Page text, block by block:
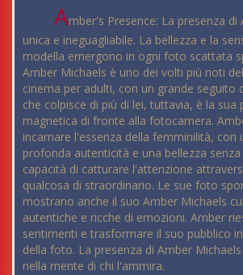
Amber's Presence: La presenza di
unica e ineguagliabile. La bellezza e la
modella emergono in ogni foto scattata
Amber Michaels è uno dei volti più noti
cinema per adulti, con un grande seguito
che colpisce di più di lei, tuttavia, è la sua
magnetica di fronte alla fotocamera.
incarnare l'essenza della femminilità, con
profonda autenticità e una bellezza
capacità di catturare l'attenzione
qualcosa di straordinario. Le sue foto
mostrano anche il suo Amber Michaels
autentiche e ricche di emozioni. Amber
sentimenti e trasformare il suo pubblico
della foto. La presenza di Amber
nella mente di chi l'ammira.